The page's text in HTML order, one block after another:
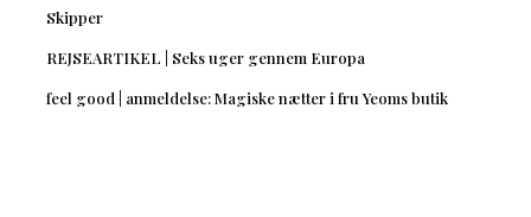
Skipper
REJSEARTIKEL | Seks uger gennem Europa
feel good | anmeldelse: Magiske nætter i fru Yeoms butik